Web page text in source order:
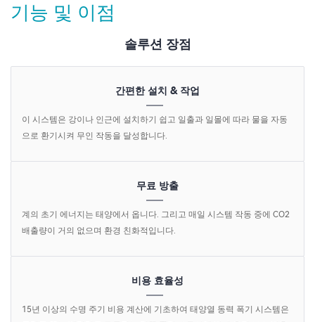
기능 및 이점
솔루션 장점
간편한 설치 & 작업
이 시스템은 강이나 인근에 설치하기 쉽고 일출과 일몰에 따라 물을 자동
으로 환기시켜 무인 작동을 달성합니다.
무료 방출
계의 초기 에너지는 태양에서 옵니다. 그리고 매일 시스템 작동 중에 CO2
배출량이 거의 없으며 환경 친화적입니다.
비용 효율성
15년 이상의 수명 주기 비용 계산에 기초하여 태양열 동력 폭기 시스템은